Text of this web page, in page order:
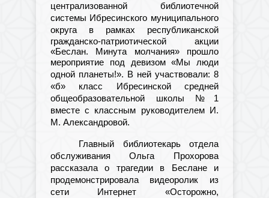
централизованной библиотечной
системы Ибресинского муниципального
округа в рамках республиканской
гражданско-патриотической акции
«Беслан. Минута молчания» прошло
мероприятие под девизом «Мы люди
одной планеты!». В ней участвовали: 8
«б» класс Ибресинской средней
общеобразовательной школы №1
вместе с классным руководителем И.
М. Александровой.
Главный библиотекарь отдела
обслуживания Ольга Прохорова
рассказала о трагедии в Беслане и
продемонстрировала видеоролик из
сети Интернет «Осторожно,